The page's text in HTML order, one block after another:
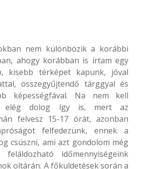
nem különbözik a korábbi
ahogy korábban is írtam egy
kisebb térképet kapunk, jóval
összegyűjtendő tárggyal és
képességfával. Na nem kell
elég dolog így is, mert az
felvesz 15-17 órát, azonban
felfedezünk, ennek a
csúszni, ami azt gondolom még
időmennyiségeink
oltárán. A főküldetések során a